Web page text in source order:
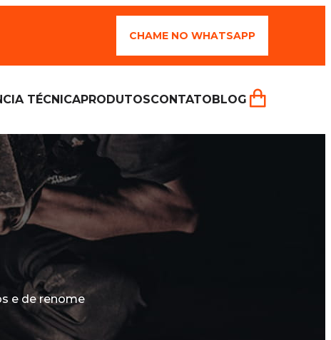
CHAME NO WHATSAPP
TÉCNICAPRODUTOSCONTATOBLOG
e de renome